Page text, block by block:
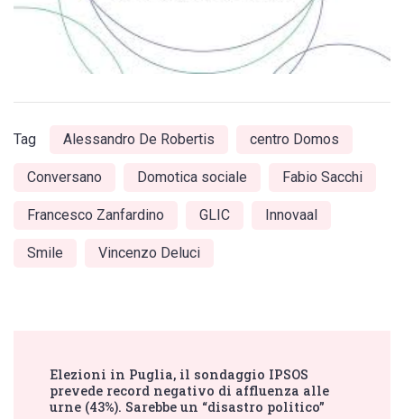
Tag Alessandro De Robertis centro Domos
Conversano Domotica sociale Fabio Sacchi
Francesco Zanfardino GLIC Innovaal
Smile Vincenzo Deluci
Navigation
Elezioni in Puglia, il sondaggio IPSOS
prevede record negativo di affluenza alle
urne (43%). Sarebbe un “disastro politico”